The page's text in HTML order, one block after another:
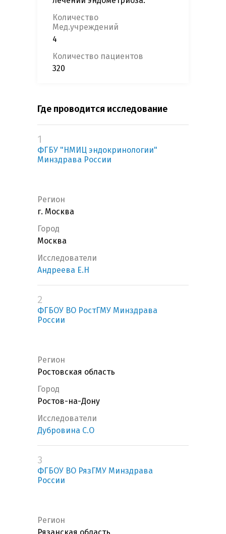
Количество
Мед.учреждений
4
Количество пациентов
320
Где проводится исследование
1
ФГБУ "НМИЦ эндокринологии"
Минздрава России
Регион
г. Москва
Город
Москва
Исследователи
Андреева Е.Н
2
ФГБОУ ВО РостГМУ Минздрава
России
Регион
Ростовская область
Город
Ростов-на-Дону
Исследователи
Дубровина С.О
3
ФГБОУ ВО РязГМУ Минздрава
России
Регион